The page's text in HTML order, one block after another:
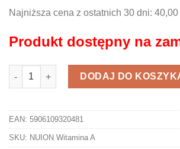
Najniższa cena z ostatnich 30 dni: 40,00
Produkt dostępny na
ilość Witamina A NUION
DODAJ DO
EAN: 5906109320481
SKU: NUION Witamina A